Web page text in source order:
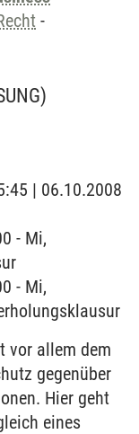
-
| 06.10.2008
- Mi,
- Mi,
vor allem dem
gegenüber
Hier geht
eines